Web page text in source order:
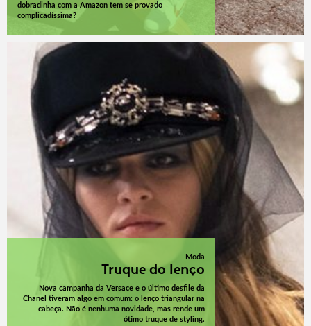
dobradinha com a Amazon tem se provado
complicadíssima?
Moda
Truque do lenço
Nova campanha da Versace e o último desfile da
Chanel tiveram algo em comum: o lenço triangular na
cabeça. Não é nenhuma novidade, mas rende um
ótimo truque de styling.